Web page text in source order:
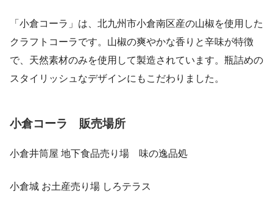
「小倉コーラ」は、北九州市小倉南区産の山椒を使用した
クラフトコーラです。山椒の爽やかな香りと辛味が特徴
で、天然素材のみを使用して製造されています。瓶詰めの
スタイリッシュなデザインにもこだわりました。
小倉コーラ 販売場所
小倉井筒屋 地下食品売り場 味の逸品処
小倉城 お土産売り場 しろテラス